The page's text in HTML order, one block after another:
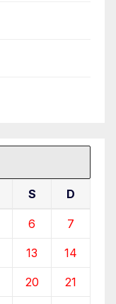
S D
6 7
13 14
20 21